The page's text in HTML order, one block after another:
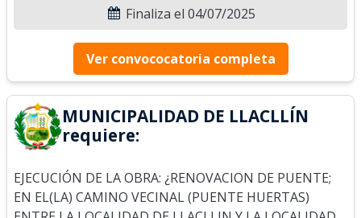
Finaliza el 04/07/2025
Ver convococatoria completa
MUNICIPALIDAD DE LLACLLÍN
requiere:
EJECUCIÓN DE LA OBRA: ¿RENOVACION DE PUENTE;
EN EL(LA) CAMINO VECINAL (PUENTE HUERTAS)